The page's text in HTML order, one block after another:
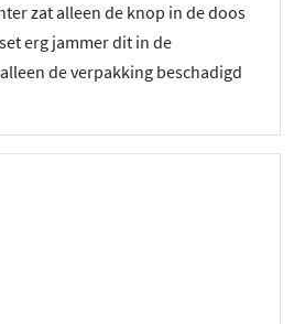
zat alleen de knop in de doos
erg jammer dit in de
de verpakking beschadigd